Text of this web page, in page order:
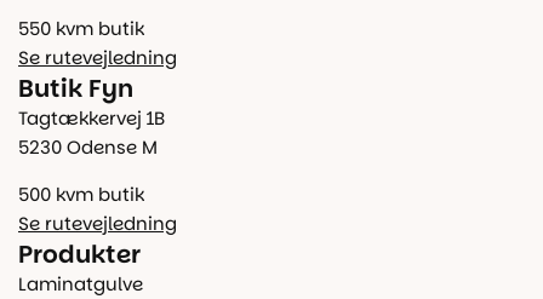
550 kvm butik
Se rutevejledning
Butik Fyn
Tagtækkervej 1B
5230 Odense M
500 kvm butik
Se rutevejledning
Produkter
Laminatgulve